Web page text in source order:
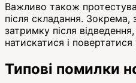
Важливо також
після складання. Зокрема,
затримку після
натискатися і
Типові помилки